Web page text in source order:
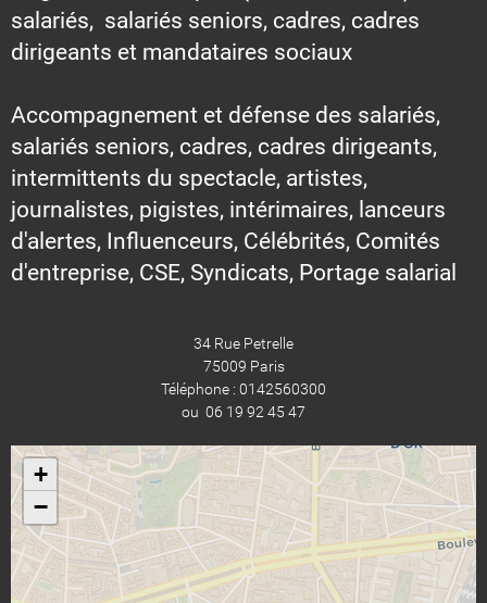
salariés, salariés seniors, cadres, cadres
dirigeants et mandataires sociaux
Accompagnement et défense des salariés,
salariés seniors, cadres, cadres dirigeants,
intermittents du spectacle, artistes,
journalistes, pigistes, intérimaires, lanceurs
d'alertes, Influenceurs, Célébrités, Comités
d'entreprise, CSE, Syndicats, Portage salarial
34 Rue Petrelle
75009 Paris
Téléphone : 0142560300
ou 06 19 92 45 47
+
−